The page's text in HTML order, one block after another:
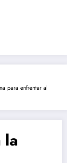
para enfrentar al
la